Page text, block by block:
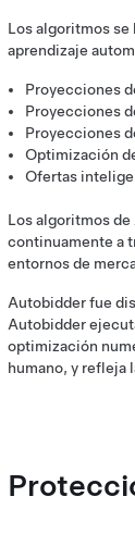
Los algoritmos
aprendizaje
Proyecciones
Proyecciones
Proyecciones
Optimización
Ofertas
Los algoritmos
continuamente a
entornos de
Autobidder fue
Autobidder
optimización
humano, y refleja